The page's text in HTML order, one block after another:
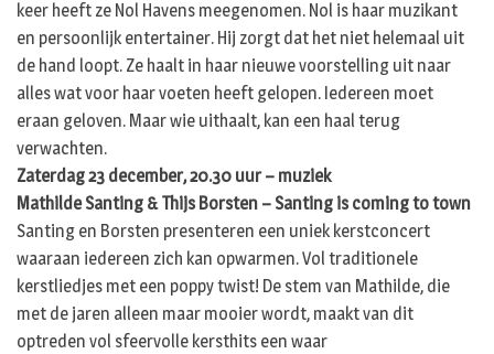
keer heeft ze Nol Havens meegenomen. Nol is haar muzikant
en persoonlijk entertainer. Hij zorgt dat het niet helemaal uit
de hand loopt. Ze haalt in haar nieuwe voorstelling uit naar
alles wat voor haar voeten heeft gelopen. Iedereen moet
eraan geloven. Maar wie uithaalt, kan een haal terug
verwachten.
Zaterdag 23 december, 20.30 uur – muziek
Mathilde Santing & Thijs Borsten – Santing is coming to town
Santing en Borsten presenteren een uniek kerstconcert
waaraan iedereen zich kan opwarmen. Vol traditionele
kerstliedjes met een poppy twist! De stem van Mathilde, die
met de jaren alleen maar mooier wordt, maakt van dit
optreden vol sfeervolle kersthits een waar